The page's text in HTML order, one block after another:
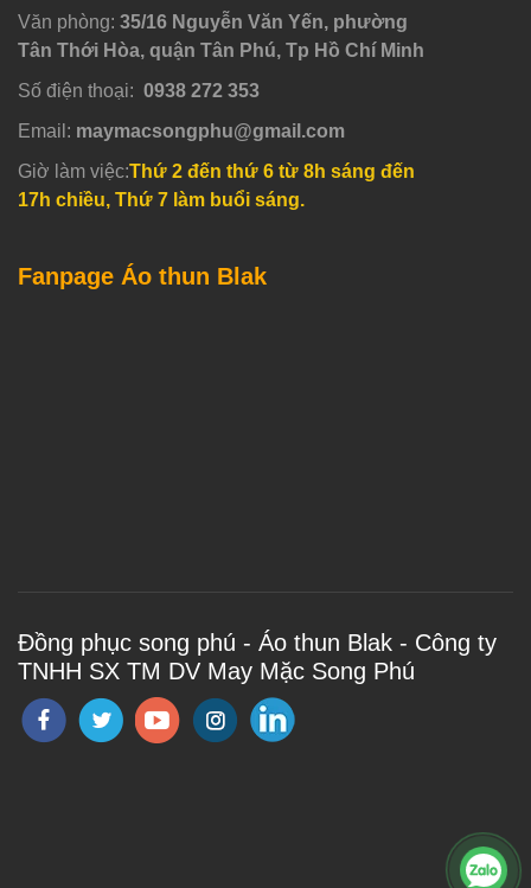
Văn phòng: 35/16 Nguyễn Văn Yến, phường
Tân Thới Hòa, quận Tân Phú, Tp Hồ Chí Minh
Số điện thoại: 0938 272 353
Email: maymacsongphu@gmail.com
Giờ làm việc:Thứ 2 đến thứ 6 từ 8h sáng đến
17h chiều, Thứ 7 làm buổi sáng.
Fanpage Áo thun Blak
Đồng phục song phú - Áo thun Blak - Công ty
TNHH SX TM DV May Mặc Song Phú